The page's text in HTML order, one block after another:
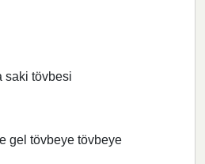
saki tövbesi
gel tövbeye tövbeye